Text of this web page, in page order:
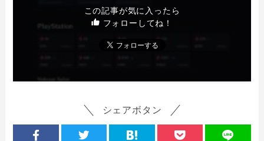
この記事が気に入ったら
フォローしてね！
シェアボタン